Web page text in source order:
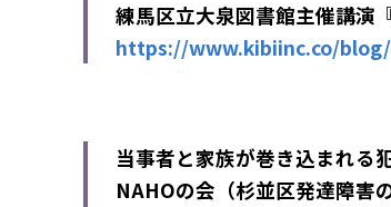
練馬区立大泉図書館主催講演
https://www.kibiinc.co/blog/
当事者と家族が巻き込まれる
NAHOの会（杉並区発達障害